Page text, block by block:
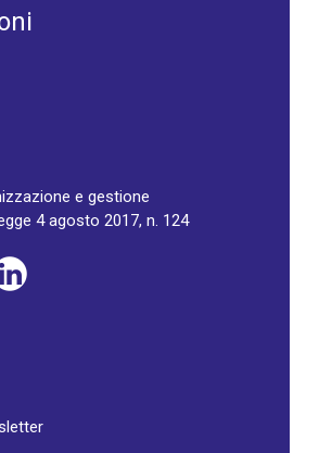
e gestione
4 agosto 2017, n. 124